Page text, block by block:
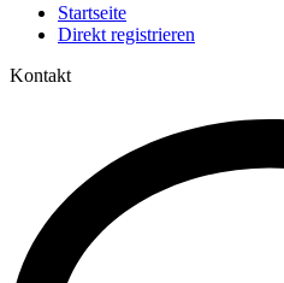
Startseite
Direkt registrieren
Kontakt